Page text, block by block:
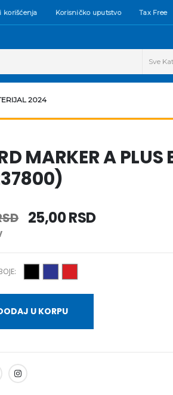
korišćenja Korisničko uputstvo Tax Free
2024
MARKER A PLUS
25,00 RSD
U KORPU